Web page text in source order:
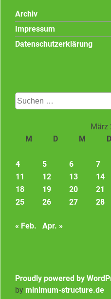
Archiv
Impressum
Datenschutzerklärung
Suchen
nach:
März
M
D M D
4
5 6 7
11
12 13 14
18
19 20 21
25
26 27 28
« Feb. Apr. »
Proudly powered by
by minimum-structure.de